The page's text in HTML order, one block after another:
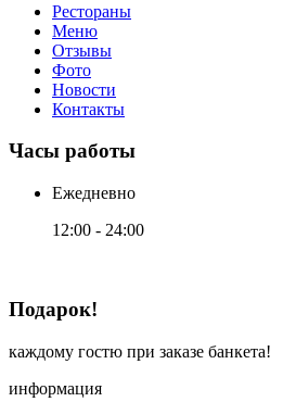
Рестораны
Меню
Отзывы
Фото
Новости
Контакты
Часы работы
Ежедневно
12:00 - 24:00
Подарок!
каждому гостю при заказе банкета!
информация